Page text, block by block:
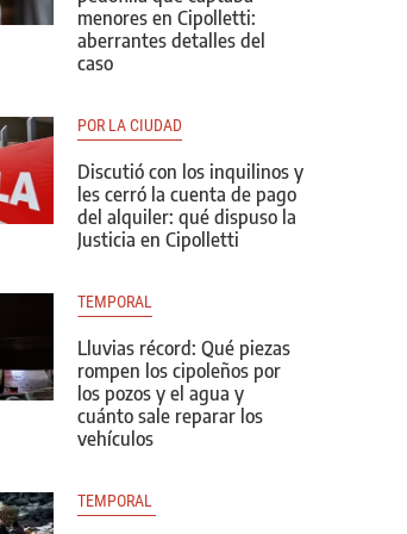
menores en Cipolletti:
aberrantes detalles del
caso
POR LA CIUDAD
Discutió con los inquilinos y
les cerró la cuenta de pago
del alquiler: qué dispuso la
Justicia en Cipolletti
TEMPORAL
Lluvias récord: Qué piezas
rompen los cipoleños por
los pozos y el agua y
cuánto sale reparar los
vehículos
TEMPORAL